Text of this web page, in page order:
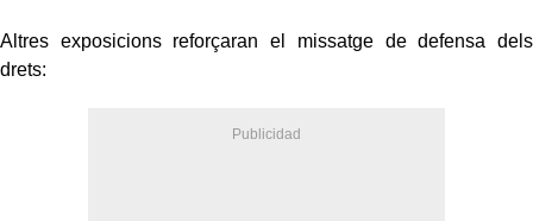
Altres exposicions reforçaran el missatge de defensa dels
drets: